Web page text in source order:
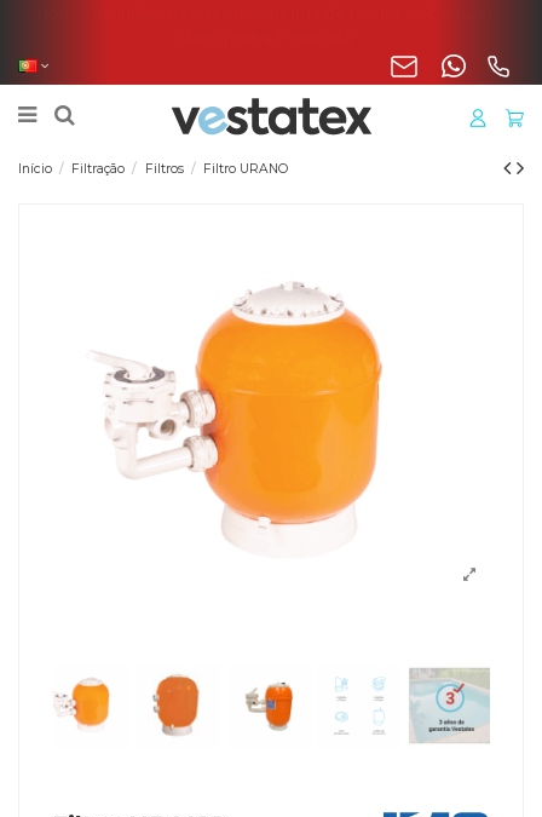
Início Filtração Filtros Filtro URANO